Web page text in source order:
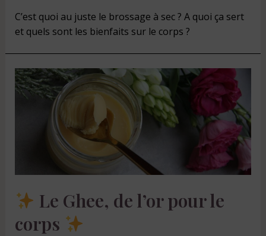
C’est quoi au juste le brossage à sec ? A quoi ça sert
et quels sont les bienfaits sur le corps ?
Le Ghee, de l’or pour le
corps